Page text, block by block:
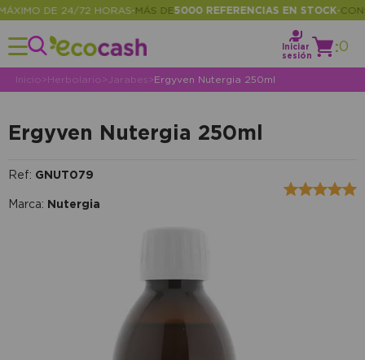
DE 24/72 HORAS•MÁS DE 5000 REFERENCIAS EN STOCK•
Iniciar
sesión
:0
Inicio>Herbolario> Jarabes >Ergyven Nutergia 250ml
Ergyven Nutergia 250ml
Ref: GNUT079
Marca: Nutergia